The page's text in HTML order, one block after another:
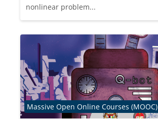
nonlinear problem...
Course category
Massive Open Online Courses (MOOC)